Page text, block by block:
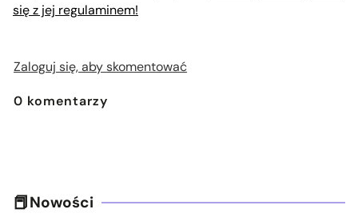
się z jej regulaminem!
Zaloguj się, aby skomentować
0 komentarzy
Nowości